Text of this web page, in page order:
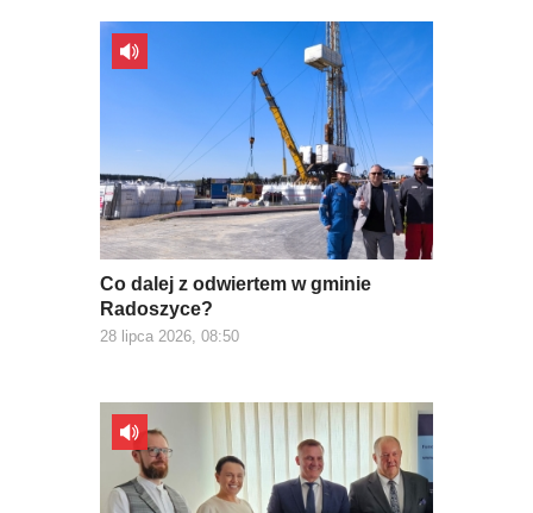
Co dalej z odwiertem w gminie
Radoszyce?
28 lipca 2026, 08:50